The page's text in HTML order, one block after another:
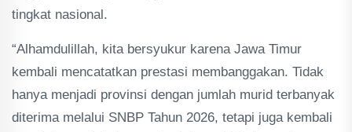
tingkat nasional.
“Alhamdulillah, kita bersyukur karena Jawa Timur
kembali mencatatkan prestasi membanggakan. Tidak
hanya menjadi provinsi dengan jumlah murid terbanyak
diterima melalui SNBP Tahun 2026, tetapi juga kembali